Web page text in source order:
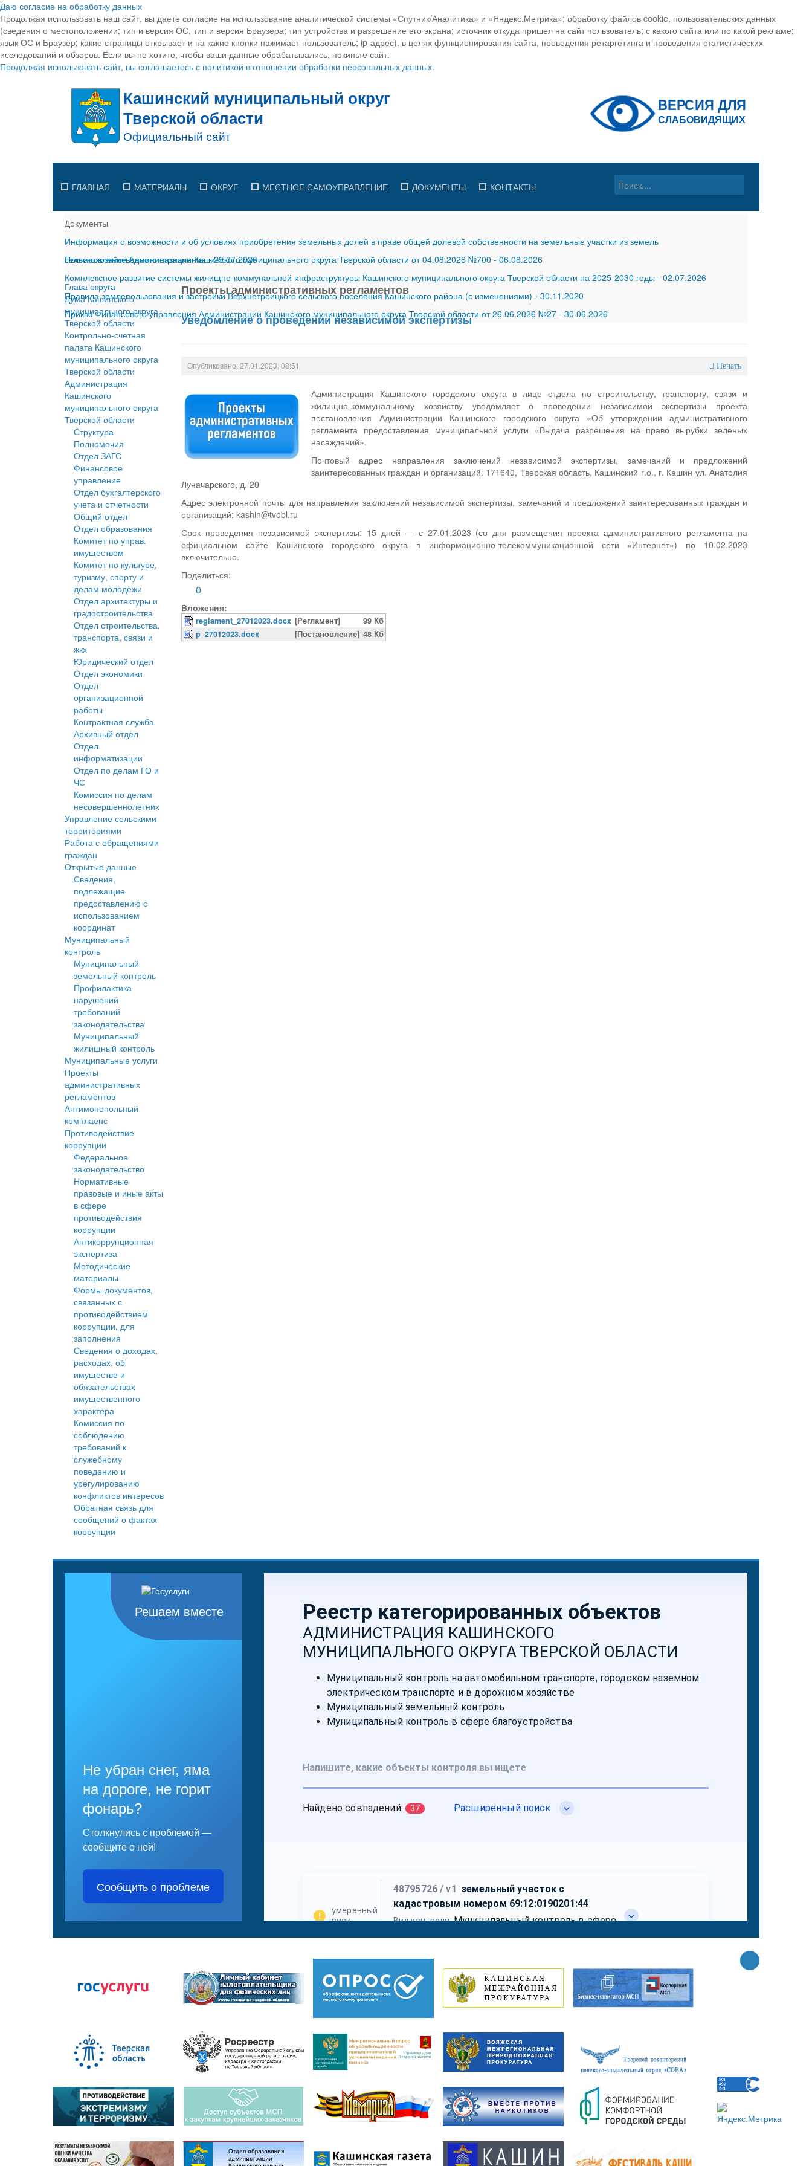
Даю согласие на обработку данных
Продолжая использовать наш сайт, вы даете согласие на использование аналитической системы «Спутник/Аналитика» и «Яндекс.Метрика»; обработку файлов cookie, пользовательских данных
(сведения о местоположении; тип и версия ОС, тип и версия Браузера; тип устройства и разрешение его экрана; источник откуда пришел на сайт пользователь; с какого сайта или по какой рекламе;
язык ОС и Браузер; какие страницы открывает и на какие кнопки нажимает пользователь; ip-адрес). в целях функционирования сайта, проведения ретаргетинга и проведения статистических
исследований и обзоров. Если вы не хотите, чтобы ваши данные обрабатывались, покиньте сайт.
Продолжая использовать сайт, вы соглашаетесь с политикой в отношении обработки персональных данных.
ГЛАВНАЯ МАТЕРИАЛЫ ОКРУГ МЕСТНОЕ САМОУПРАВЛЕНИЕ ДОКУМЕНТЫ КОНТАКТЫ
Документы
Информация о возможности и об условиях приобретения земельных долей в праве общей долевой собственности на земельные участки из земель
сельскохозяйственного назначения-29.07.2026
Постановление Администрации Кашинского муниципального округа Тверской области от 04.08.2026 №700 - 06.08.2026
Комплексное развитие системы жилищно-коммунальной инфраструктуры Кашинского муниципального округа Тверской области на 2025-2030 годы - 02.07.2026
Правила землепользования и застройки Верхнетроицкого сельского поселения Кашинского района (с изменениями) - 30.11.2020
Приказ Финансового управления Администрации Кашинского муниципального округа Тверской области от 26.06.2026 №27 - 30.06.2026
Глава округа
Дума Кашинского
муниципального округа
Тверской области
Контрольно-счетная
палата Кашинского
муниципального округа
Тверской области
Администрация
Кашинского
муниципального округа
Тверской области
Структура
Полномочия
Отдел ЗАГС
Финансовое
управление
Отдел бухгалтерского
учета и отчетности
Общий отдел
Отдел образования
Комитет по управ.
имуществом
Комитет по культуре,
туризму, спорту и
делам молодёжи
Отдел архитектуры и
градостроительства
Отдел строительства,
транспорта, связи и
жкх
Юридический отдел
Отдел экономики
Отдел
организационной
работы
Контрактная служба
Архивный отдел
Отдел
информатизации
Отдел по делам ГО и
ЧС
Комиссия по делам
несовершеннолетних
Управление сельскими
территориями
Работа с обращениями
граждан
Открытые данные
Сведения,
подлежащие
предоставлению с
использованием
координат
Муниципальный
контроль
Муниципальный
земельный контроль
Профилактика
нарушений
требований
законодательства
Муниципальный
жилищный контроль
Муниципальные услуги
Проекты
административных
регламентов
Антимонопольный
комплаенс
Противодействие
коррупции
Федеральное
законодательство
Нормативные
правовые и иные акты
в сфере
противодействия
коррупции
Антикоррупционная
экспертиза
Методические
материалы
Формы документов,
связанных с
противодействием
коррупции, для
заполнения
Сведения о доходах,
расходах, об
имуществе и
обязательствах
имущественного
характера
Комиссия по
соблюдению
требований к
служебному
поведению и
урегулированию
конфликтов интересов
Обратная связь для
сообщений о фактах
коррупции
Проекты административных регламентов
Уведомление о проведении независимой экспертизы
Опубликовано: 27.01.2023, 08:51 Печать
Администрация Кашинского городского округа в лице отдела по строительству, транспорту, связи и
жилищно-коммунальному хозяйству уведомляет о проведении независимой экспертизы проекта
постановления Администрации Кашинского городского округа «Об утверждении административного
регламента предоставления муниципальной услуги «Выдача разрешения на право вырубки зеленых
насаждений».
Почтовый адрес направления заключений независимой экспертизы, замечаний и предложений
заинтересованных граждан и организаций: 171640, Тверская область, Кашинский г.о., г. Кашин ул. Анатолия
Луначарского, д. 20
Адрес электронной почты для направления заключений независимой экспертизы, замечаний и предложений заинтересованных граждан и
организаций: kashin@tvobl.ru
Срок проведения независимой экспертизы: 15 дней — с 27.01.2023 (со дня размещения проекта административного регламента на
официальном сайте Кашинского городского округа в информационно-телекоммуникационной сети «Интернет») по 10.02.2023
включительно.
Поделиться:
0
Вложения:
reglament_27012023.docx [Регламент]
99 Кб
p_27012023.docx
[Постановление] 48 Кб
Решаем вместе
Не убран снег, яма
на дороге, не горит
фонарь?
Столкнулись с проблемой —
сообщите о ней!
Сообщить о проблеме